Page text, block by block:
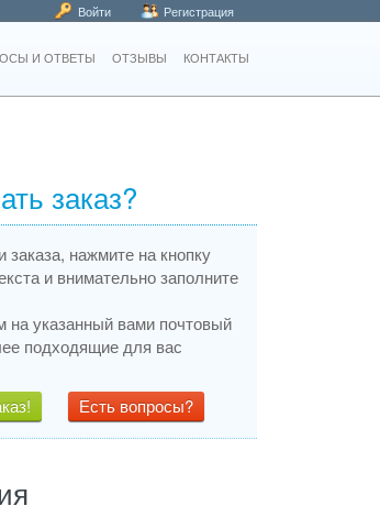
Войти Регистрация
И ОТВЕТЫ ОТЗЫВЫ КОНТАКТЫ
заказ?
заказа, нажмите на кнопку
и внимательно заполните
на указанный вами почтовый
подходящие для вас
Есть вопросы?